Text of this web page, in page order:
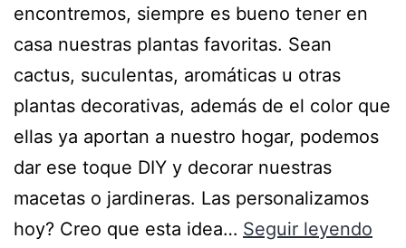
encontremos, siempre es bueno tener en
casa nuestras plantas favoritas. Sean
cactus, suculentas, aromáticas u otras
plantas decorativas, además de el color que
ellas ya aportan a nuestro hogar, podemos
dar ese toque DIY y decorar nuestras
macetas o jardineras. Las personalizamos
hoy? Creo que esta idea… Seguir leyendo